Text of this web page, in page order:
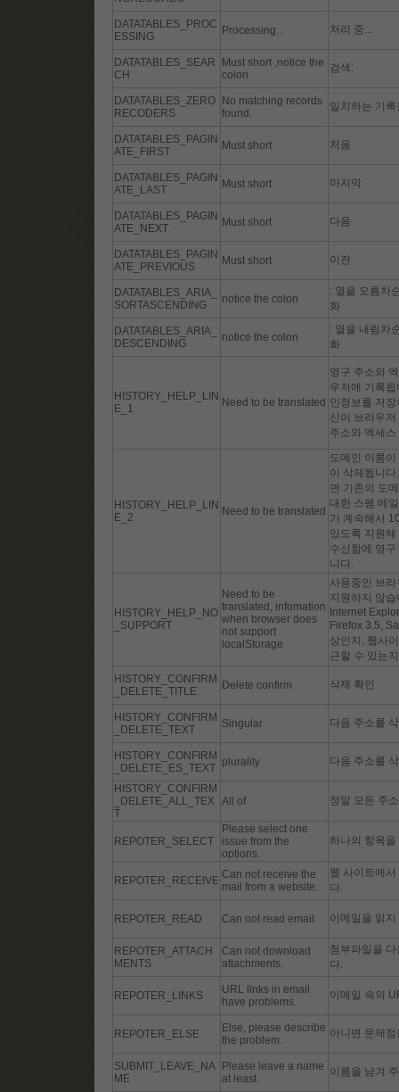
DATATABLES_PROC
ESSING
Processing... 처리 중...
DATATABLES_SEAR
CH
Must short ,notice the
colon
검색:
DATATABLES_ZERO
RECODERS
No matching records
found.
일치하는 기
DATATABLES_PAGIN
ATE_FIRST
Must short 처음
DATATABLES_PAGIN
ATE_LAST
Must short 마지막
DATATABLES_PAGIN
ATE_NEXT
Must short 다음
DATATABLES_PAGIN
ATE_PREVIOUS
Must short 이전
DATATABLES_ARIA_
SORTASCENDING
notice the colon
: 열을 오름차
화
DATATABLES_ARIA_
DESCENDING
notice the colon
: 열을 내림차
화
HISTORY_HELP_LIN
E_1
Need to be translated
영구 주소와
우저에 기록
인정보를 저
신이 브라우
주소와 엑세
HISTORY_HELP_LIN
E_2
Need to be translated
도메인 이름
이 삭제됩니
면 기존의 도
대한 스팸 메
가 계속해서
있도록 지원
수신함에 영
니다.
HISTORY_HELP_NO
_SUPPORT
Need to be
translated, infomation
when browser does
not support
localStorage
사용중인 브
지원하지 않
Internet
Firefox 3.5,
상인지, 웹사
근할 수 있는
HISTORY_CONFIRM
_DELETE_TITLE
Delete confirm 삭제 확인
HISTORY_CONFIRM
_DELETE_TEXT
Singular 다음 주소를
HISTORY_CONFIRM
_DELETE_ES_TEXT plurality 다음 주소를
HISTORY_CONFIRM
_DELETE_ALL_TEX
T
All of 정말 모든 주
REPOTER_SELECT
Please select one
issue from the
options.
하나의 항목
REPOTER_RECEIVE Can not receive the
mail from a website.
웹 사이트에
다.
REPOTER_READ Can not read email. 이메일을 읽
REPOTER_ATTACH
MENTS
Can not download
attachments.
첨부파일을
다.
REPOTER_LINKS
URL links in email
have problems.
이메일 속의
REPOTER_ELSE
Else, please describe
the problem.
아니면 문제
SUBMIT_LEAVE_NA
ME
Please leave a name
at least.
이름을 남겨